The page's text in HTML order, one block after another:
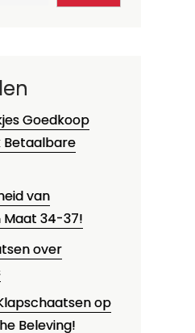
Goedkoop
Betaalbare
van
Maat 34-37!
over
op
Beleving!